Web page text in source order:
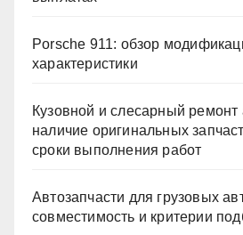
Porsche 911: обзор
характеристики
Кузовной и слесарный
наличие оригинальных
сроки выполнения работ
Автозапчасти для грузовых
совместимость и критерии